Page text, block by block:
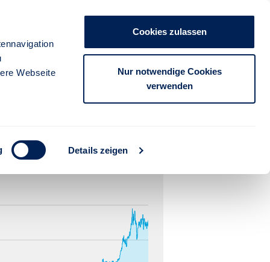
Webseite
Details zeigen
Cookies zulassen
Nur notwendige Cookies
verwenden
3 Jahre 5 Jahre 10 Jahre seit Auflage